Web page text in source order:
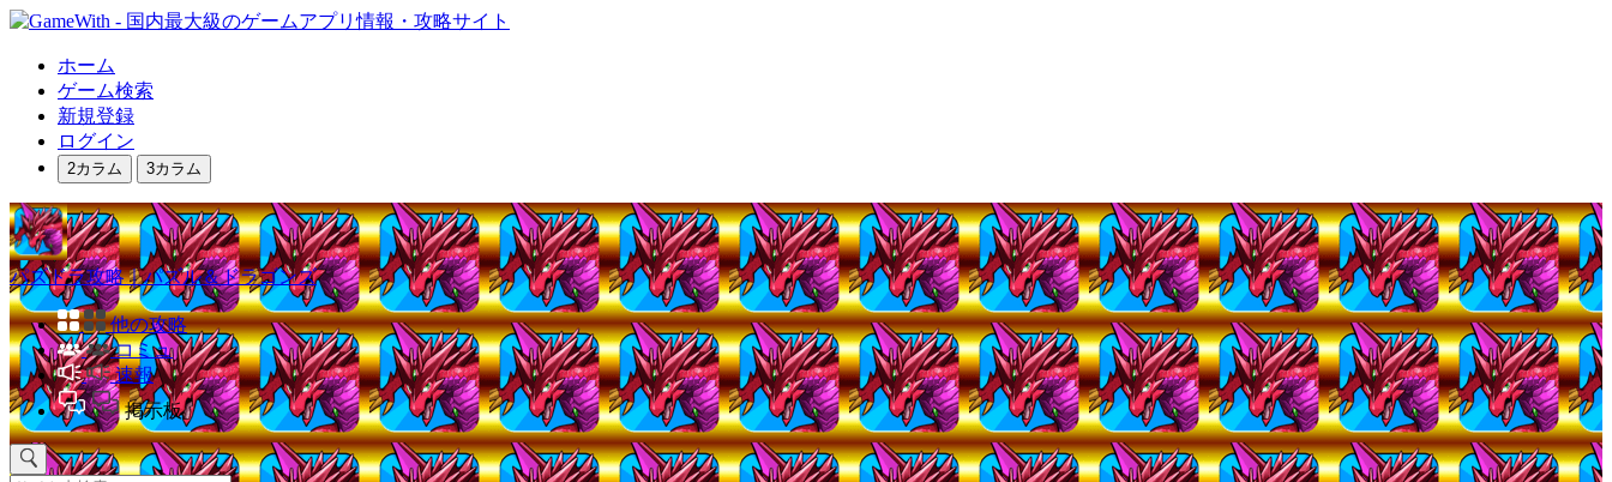
ホーム
ゲーム検索
新規登録
ログイン
2カラム 3カラム
パズドラ攻略｜パズル＆ドラゴンズ
他の攻略
コミュ
速報
掲示板